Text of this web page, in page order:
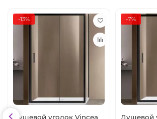
-13%
Душевой уголок Vincea
-7%
Душевой